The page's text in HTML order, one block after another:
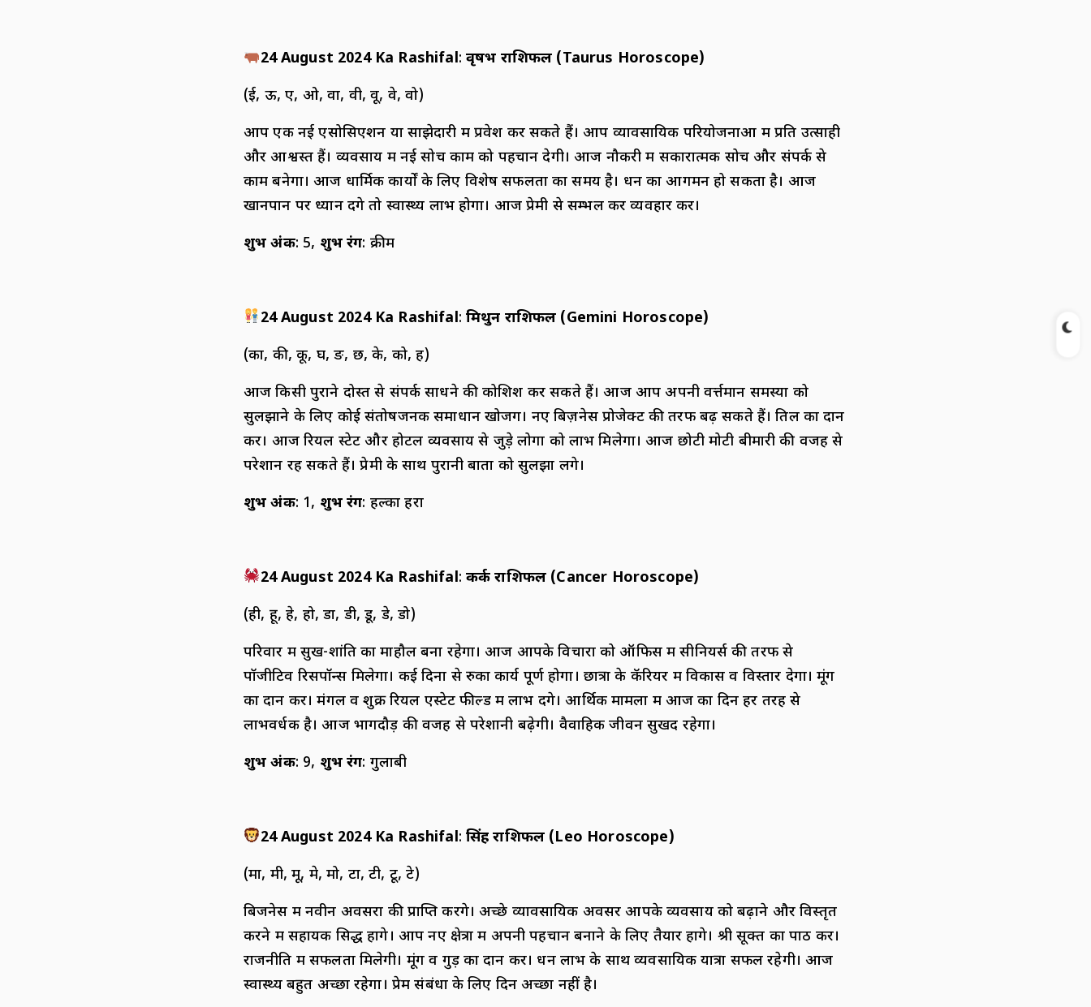
24 August 2024 Ka Rashifal: वृषभ राशिफल (Taurus Horoscope)
(ई, ऊ, ए, ओ, वा, वी, वू, वे, वो)
आप एक नई एसोसिएशन या साझेदारी में प्रवेश कर सकते हैं। आप व्यावसायिक परियोजनाओं में प्रति उत्साही
और आश्वस्त हैं। व्यवसाय में नई सोच काम को पहचान देगी। आज नौकरी में सकारात्मक सोच और संपर्क से
काम बनेगा। आज धार्मिक कार्यों के लिए विशेष सफलता का समय है। धन का आगमन हो सकता है। आज
खानपान पर ध्यान देंगे तो स्वास्थ्य लाभ होगा। आज प्रेमी से सम्भल कर व्यवहार करें।
शुभ अंक: 5, शुभ रंग: क्रीम
24 August 2024 Ka Rashifal: मिथुन राशिफल (Gemini Horoscope)
(का, की, कू, घ, ङ, छ, के, को, ह)
आज किसी पुराने दोस्त से संपर्क साधने की कोशिश कर सकते हैं। आज आप अपनी वर्त्तमान समस्या को
सुलझाने के लिए कोई संतोषजनक समाधान खोजगें। नए बिज़नेस प्रोजेक्ट की तरफ बढ़ सकते हैं। तिल का दान
करें। आज रियल स्टेट और होटल व्यवसाय से जुड़े लोगों को लाभ मिलेगा। आज छोटी मोटी बीमारी की वजह से
परेशान रह सकते हैं। प्रेमी के साथ पुरानी बातों को सुलझा लेंगे।
शुभ अंक: 1, शुभ रंग: हल्का हरा
24 August 2024 Ka Rashifal: कर्क राशिफल (Cancer Horoscope)
(ही, हू, हे, हो, डा, डी, डू, डे, डो)
परिवार में सुख-शांति का माहौल बना रहेगा। आज आपके विचारों को ऑफिस में सीनियर्स की तरफ से
पॉजीटिव रिसपॉन्स मिलेगा। कई दिनों से रुका कार्य पूर्ण होगा। छात्रों के कॅरियर में विकास व विस्तार देगा। मूंग
का दान करें। मंगल व शुक्र रियल एस्टेट फील्ड में लाभ देंगे। आर्थिक मामलों में आज का दिन हर तरह से
लाभवर्धक है। आज भागदौड़ की वजह से परेशानी बढ़ेगी। वैवाहिक जीवन सुखद रहेगा।
शुभ अंक: 9, शुभ रंग: गुलाबी
24 August 2024 Ka Rashifal: सिंह राशिफल (Leo Horoscope)
(मा, मी, मू, मे, मो, टा, टी, टू, टे)
बिजनेस में नवीन अवसरों की प्राप्ति करेंगे। अच्छे व्यावसायिक अवसर आपके व्यवसाय को बढ़ाने और विस्तृत
करने में सहायक सिद्ध होंगे। आप नए क्षेत्रों में अपनी पहचान बनाने के लिए तैयार होंगे। श्री सूक्त का पाठ करें।
राजनीति में सफलता मिलेगी। मूंग व गुड़ का दान करें। धन लाभ के साथ व्यवसायिक यात्रा सफल रहेगी। आज
स्वास्थ्य बहुत अच्छा रहेगा। प्रेम संबंधों के लिए दिन अच्छा नहीं है।